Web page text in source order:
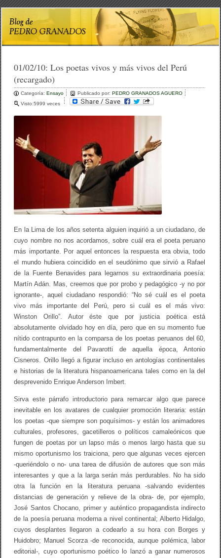
01/02/10:Los poetas vivos y más vivos del Perú
(recargado)
Categoría:Ensayo Publicado por:PEDRO GRANADOS AGUERO
Visto:5999 veces
En la Lima de los años setenta alguien inquirió a un ciudadano, de
cuyo nombre no nos acordamos, sobre cuál era el poeta peruano
más importante. Por aquel entonces la respuesta era obvia, todo
el mundo hubiera coincidido en el seudónimo que sirvió a Rafael
de la Fuente Benavides para legarnos su extraordinaria poesía:
Martín Adán. Mas, creemos que por probo y pedagógico -y no por
ignorante-, aquel ciudadano respondió: “No sé cuál es el poeta
vivo más importante del Perú, pero si cuál es el más vivo:
Winston Orillo”. Autor éste que por justicia poética está
absolutamente olvidado hoy en día, pero que en su momento fue
nítido contrapunto en la comparsa de los poetas peruanos del 60,
fundamentalmente del Pavarotti de aquella época, Antonio
Cisneros. Orillo llegó a figurar incluso en antologías continentales
e historias de la literatura hispanoamericana tales como en la del
desprevenido Enrique Anderson Imbert.
Sirva este párrafo introductorio para remarcar algo que parece
inevitable en los avatares de cualquier promoción literaria: están
los poetas -que siempre son poquísimos- y están los animadores
culturales, profesores, gacetilleros o políticos camaleónicos que
fungen de poetas por un lapso más o menos largo hasta que su
mismo oportunismo los traiciona, pero que algunas veces ejercen
-queriéndolo o no- una tarea de difusión de autores que son más
interesantes y que a la larga serán más perdurables. No ha sido
otra la función en la literatura peruana -salvando evidentes
distancias de generación y relieve de la obra- de, por ejemplo,
José Santos Chocano, primer y auténtico propagandista indirecto
de la poesía peruana moderna a nivel continental; Alberto Hidalgo,
cuyos desplantes llegaron a codearlo a su hora con Borges y
Huidobro; Manuel Scorza -de reconocida, aunque polémica, labor
editorial-, cuyo oportunismo poético lo lanzó a ganar numerosos